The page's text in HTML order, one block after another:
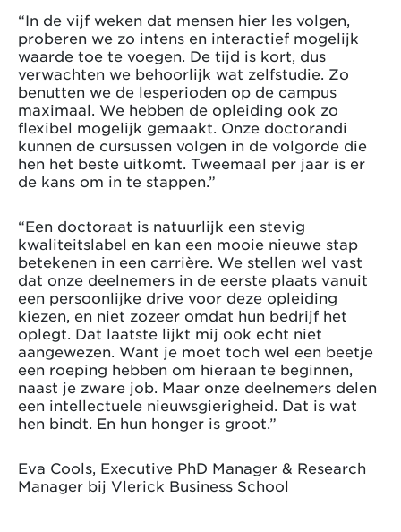
“In de vijf weken dat mensen hier les volgen,
proberen we zo intens en interactief mogelijk
waarde toe te voegen. De tijd is kort, dus
verwachten we behoorlijk wat zelfstudie. Zo
benutten we de lesperioden op de campus
maximaal. We hebben de opleiding ook zo
flexibel mogelijk gemaakt. Onze doctorandi
kunnen de cursussen volgen in de volgorde die
hen het beste uitkomt. Tweemaal per jaar is er
de kans om in te stappen.”
“Een doctoraat is natuurlijk een stevig
kwaliteitslabel en kan een mooie nieuwe stap
betekenen in een carrière. We stellen wel vast
dat onze deelnemers in de eerste plaats vanuit
een persoonlijke drive voor deze opleiding
kiezen, en niet zozeer omdat hun bedrijf het
oplegt. Dat laatste lijkt mij ook echt niet
aangewezen. Want je moet toch wel een beetje
een roeping hebben om hieraan te beginnen,
naast je zware job. Maar onze deelnemers delen
een intellectuele nieuwsgierigheid. Dat is wat
hen bindt. En hun honger is groot.”
Eva Cools, Executive PhD Manager & Research
Manager bij Vlerick Business School